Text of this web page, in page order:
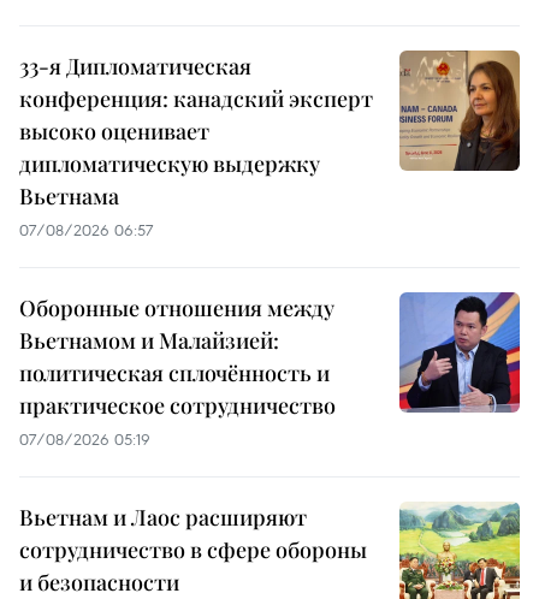
33-я Дипломатическая
конференция: канадский эксперт
высоко оценивает
дипломатическую выдержку
Вьетнама
07/08/2026 06:57
Оборонные отношения между
Вьетнамом и Малайзией:
политическая сплочённость и
практическое сотрудничество
07/08/2026 05:19
Вьетнам и Лаос расширяют
сотрудничество в сфере обороны
и безопасности